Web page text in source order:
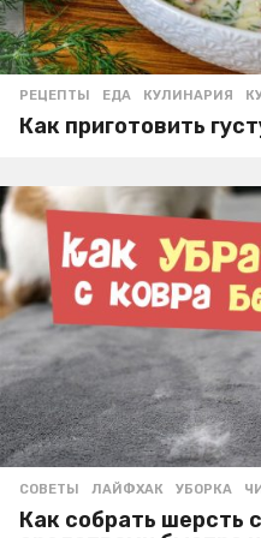
РЕЦЕПТЫ ЕДА ,КУЛИНАРИЯ ,
Как приготовить
СОВЕТЫ ЛАЙФХАК ,УБОРКА ,
Как собрать шерсть